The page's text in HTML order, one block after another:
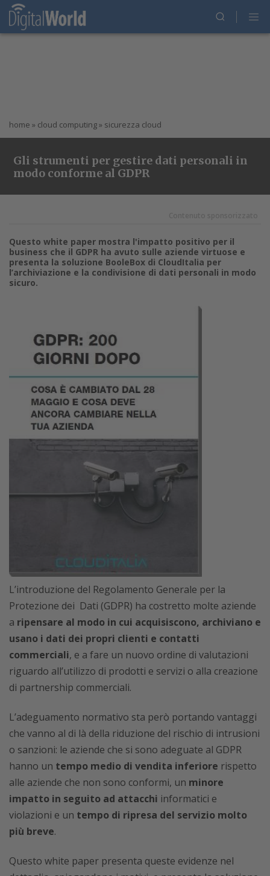
home » cloud computing» sicurezza cloud
Gli strumenti per gestire dati personali in
modo conforme al GDPR
Questo white paper mostra l'impatto positivo per il
business che il GDPR ha avuto sulle aziende virtuose e
presenta la soluzione BooleBox di CloudItalia per
l’archiviazione e la condivisione di dati personali in modo
sicuro.
L’introduzione del Regolamento Generale per la
Protezione dei Dati (GDPR) ha costretto molte aziende
a ripensare al modo in cui acquisiscono, archiviano e
usano i dati dei propri clienti e contatti
commerciali, e a fare un nuovo ordine di valutazioni
riguardo all’utilizzo di prodotti e servizi o alla creazione
di partnership commerciali.
L’adeguamento normativo sta però portando vantaggi
che vanno al di là della riduzione del rischio di intrusioni
o sanzioni: le aziende che si sono adeguate al GDPR
hanno un tempo medio di vendita inferiore rispetto
alle aziende che non sono conformi, un minore
impatto in seguito ad attacchi informatici e
violazioni e un tempo di ripresa del servizio molto
più breve.
Questo white paper presenta queste evidenze nel